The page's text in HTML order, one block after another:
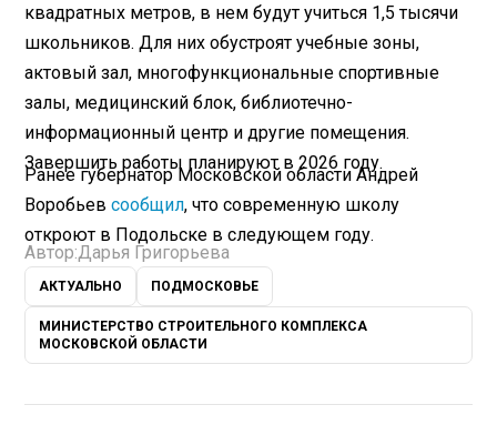
квадратных метров, в нем будут учиться 1,5 тысячи
школьников. Для них обустроят учебные зоны,
актовый зал, многофункциональные спортивные
залы, медицинский блок, библиотечно-
информационный центр и другие помещения.
Завершить работы планируют в 2026 году.
Ранее губернатор Московской области Андрей
Воробьевсообщил, что современную школу
откроют в Подольске в следующем году.
Автор:Дарья Григорьева
АКТУАЛЬНО ПОДМОСКОВЬЕ
МИНИСТЕРСТВО СТРОИТЕЛЬНОГО КОМПЛЕКСА
МОСКОВСКОЙ ОБЛАСТИ